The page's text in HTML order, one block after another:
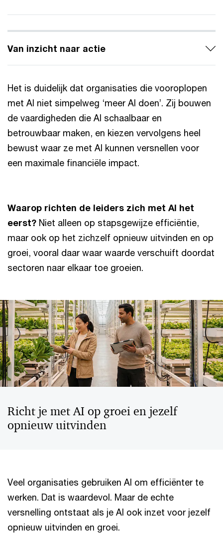
Van inzicht naar actie
Het is duidelijk dat organisaties die vooroplopen
met AI niet simpelweg ‘meer AI doen’. Zij bouwen
de vaardigheden die AI schaalbaar en
betrouwbaar maken, en kiezen vervolgens heel
bewust waar ze met AI kunnen versnellen voor
een maximale financiële impact.
Waarop richten de leiders zich met AI het
eerst? Niet alleen op stapsgewijze efficiëntie,
maar ook op het zichzelf opnieuw uitvinden en op
groei, vooral daar waar waarde verschuift doordat
sectoren naar elkaar toe groeien.
Richt je met AI op groei en jezelf
opnieuw uitvinden
Veel organisaties gebruiken AI om efficiënter te
werken. Dat is waardevol. Maar de echte
versnelling ontstaat als je AI ook inzet voor jezelf
opnieuw uitvinden en groei.